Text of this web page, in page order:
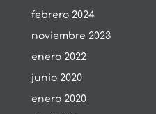
febrero 2024
noviembre 2023
enero 2022
junio 2020
enero 2020